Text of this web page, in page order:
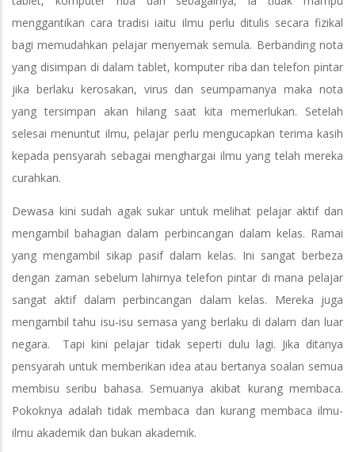
menggantikan cara tradisi iaitu ilmu perlu ditulis secara fizikal
bagi memudahkan pelajar menyemak semula. Berbanding nota
yang disimpan di dalam tablet, komputer riba dan telefon pintar
jika berlaku kerosakan, virus dan seumpamanya maka nota
yang tersimpan akan hilang saat kita memerlukan. Setelah
selesai menuntut ilmu, pelajar perlu mengucapkan terima kasih
kepada pensyarah sebagai menghargai ilmu yang telah mereka
curahkan.
Dewasa kini sudah agak sukar untuk melihat pelajar aktif dan
mengambil bahagian dalam perbincangan dalam kelas. Ramai
yang mengambil sikap pasif dalam kelas. Ini sangat berbeza
dengan zaman sebelum lahirnya telefon pintar di mana pelajar
sangat aktif dalam perbincangan dalam kelas. Mereka juga
mengambil tahu isu-isu semasa yang berlaku di dalam dan luar
negara. Tapi kini pelajar tidak seperti dulu lagi. Jika ditanya
pensyarah untuk memberikan idea atau bertanya soalan semua
membisu seribu bahasa. Semuanya akibat kurang membaca.
Pokoknya adalah tidak membaca dan kurang membaca ilmu-
ilmu akademik dan bukan akademik.